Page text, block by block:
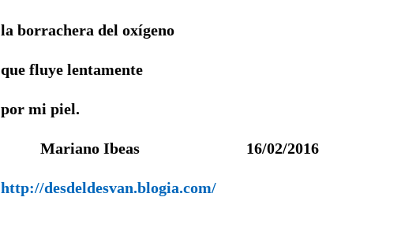
la borrachera del oxígeno
que fluye lentamente
por mi piel.
Mariano Ibeas 16/02/2016
http://desdeldesvan.blogia.com/